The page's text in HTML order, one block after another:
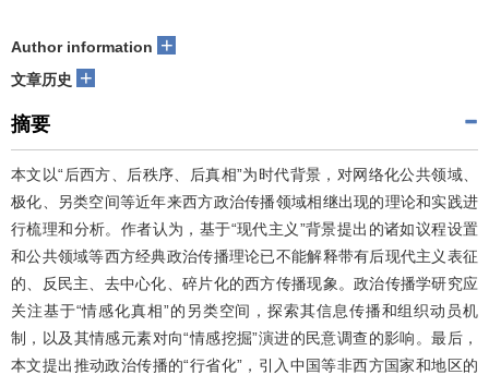
Author information +
文章历史 +
摘要
本文以“后西方、后秩序、后真相”为时代背景，对网络化公共领域、
极化、另类空间等近年来西方政治传播领域相继出现的理论和实践进
行梳理和分析。作者认为，基于“现代主义”背景提出的诸如议程设置
和公共领域等西方经典政治传播理论已不能解释带有后现代主义表征
的、反民主、去中心化、碎片化的西方传播现象。政治传播学研究应
关注基于“情感化真相”的另类空间，探索其信息传播和组织动员机
制，以及其情感元素对向“情感挖掘”演进的民意调查的影响。最后，
本文提出推动政治传播的“行省化”，引入中国等非西方国家和地区的